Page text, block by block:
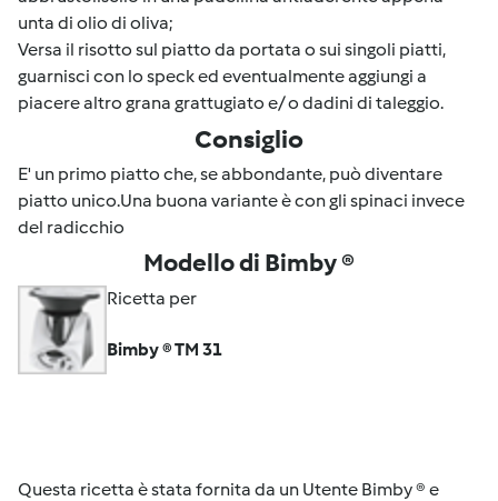
unta di olio di oliva;
Versa il risotto sul piatto da portata o sui singoli piatti,
guarnisci con lo speck ed eventualmente aggiungi a
piacere altro grana grattugiato e/ o dadini di taleggio.
Consiglio
E' un primo piatto che, se abbondante, può diventare
piatto unico.Una buona variante è con gli spinaci invece
del radicchio
Modello di Bimby ®
Ricetta per
Bimby ® TM 31
Questa ricetta è stata fornita da un Utente Bimby ® e